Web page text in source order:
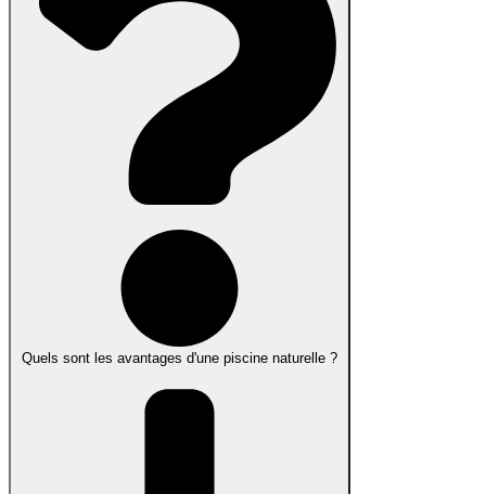
Quels sont les avantages d'une piscine naturelle ?